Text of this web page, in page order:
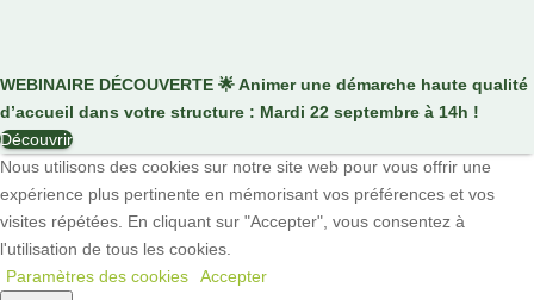
WEBINAIRE DÉCOUVERTE 🌟Animer une démarche haute qualité
d’accueil dans votre structure : Mardi 22 septembre à 14h !
Découvrir
Nous utilisons des cookies sur notre site web pour vous offrir une
expérience plus pertinente en mémorisant vos préférences et vos
visites répétées. En cliquant sur "Accepter", vous consentez à
l'utilisation de tous les cookies.
Paramètres des cookies
Accepter